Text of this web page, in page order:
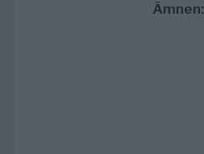
Ämnen: